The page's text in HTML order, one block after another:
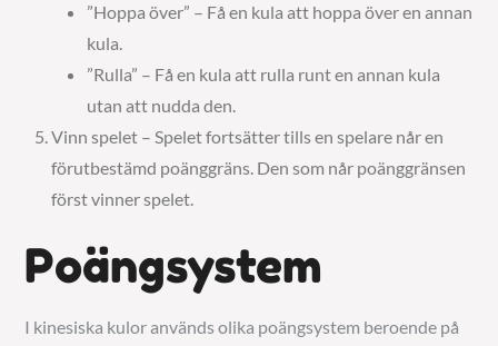
”Hoppa över” – Få en kula att hoppa över en annan
kula.
”Rulla” – Få en kula att rulla runt en annan kula
utan att nudda den.
Vinn spelet – Spelet fortsätter tills en spelare når en
förutbestämd poänggräns. Den som når poänggränsen
först vinner spelet.
Poängsystem
I kinesiska kulor används olika poängsystem beroende på